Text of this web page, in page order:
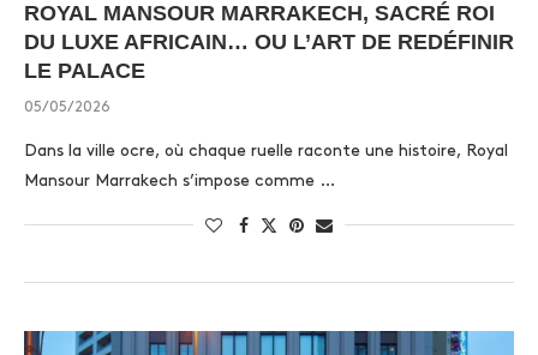
ROYAL MANSOUR MARRAKECH, SACRÉ ROI
DU LUXE AFRICAIN… OU L’ART DE REDÉFINIR
LE PALACE
05/05/2026
Dans la ville ocre, où chaque ruelle raconte une histoire, Royal
Mansour Marrakech s’impose comme …